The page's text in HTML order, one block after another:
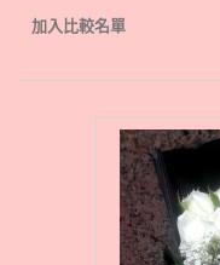
加入比較名單